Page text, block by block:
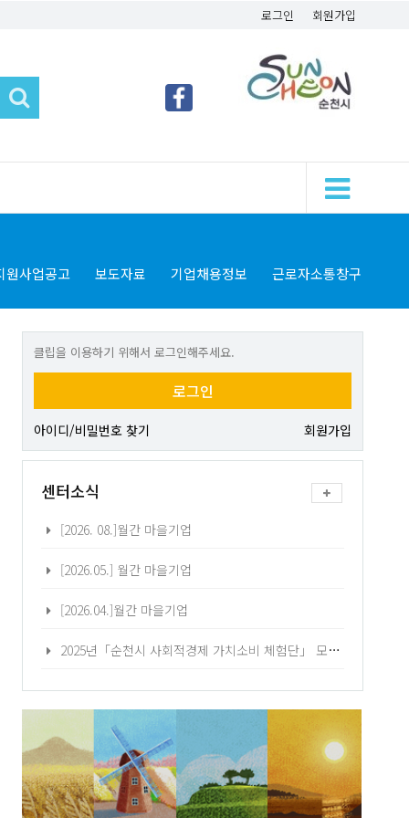
로그인 회원가입
원사업공고 보도자료 기업채용정보 근로자소통창구
클립을 이용하기 위해서 로그인해주세요.
로그인
아이디/비밀번호 찾기 회원가입
센터소식
[2026. 08.]월간 마을기업
[2026.05.] 월간 마을기업
[2026.04.]월간 마을기업
2025년「순천시 사회적경제 가치소비 체험단」 모집 공고